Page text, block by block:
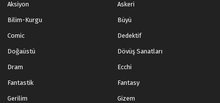
Aksiyon Askeri
Bilim-Kurgu Büyü
Comic Dedektif
Doğaüstü Dövüş Sanatları
Dram Ecchi
Fantastik Fantasy
Gerilim Gizem